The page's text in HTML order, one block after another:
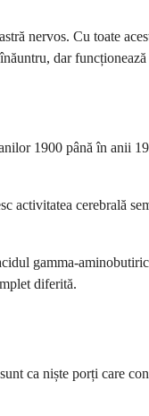
nervos. Cu toate
dar
1900 până în anii
activitatea cerebrală
gamma-
diferită.
ca niște porți care